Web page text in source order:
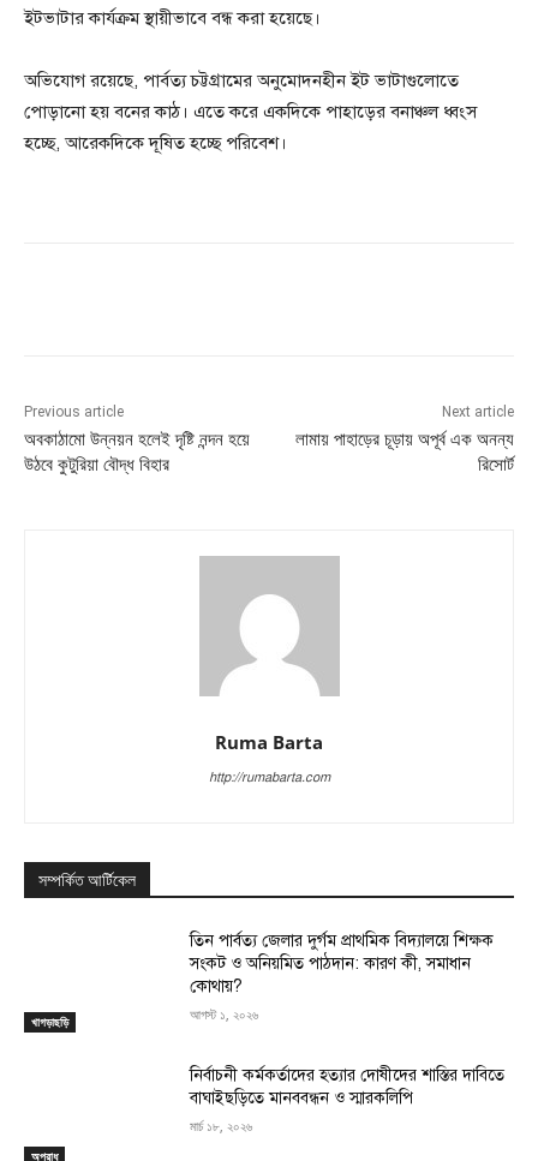
ইটভাটার কার্যক্রম স্থায়ীভাবে বন্ধ করা হয়েছে।
অভিযোগ রয়েছে, পার্বত্য চট্টগ্রামের অনুমোদনহীন ইট ভাটাগুলোতে
পোড়ানো হয় বনের কাঠ। এতে করে একদিকে পাহাড়ের বনাঞ্চল ধ্বংস
হচ্ছে, আরেকদিকে দূষিত হচ্ছে পরিবেশ।
Previous article
অবকাঠামো উন্নয়ন হলেই দৃষ্টি নন্দন হয়ে
উঠবে কুটুরিয়া বৌদ্ধ বিহার
Next article
লামায় পাহাড়ের চূড়ায় অপূর্ব এক অনন্য
রিসোর্ট
Ruma Barta
http://rumabarta.com
সম্পর্কিত আর্টিকেল
খাগড়াছড়ি
তিন পার্বত্য জেলার দুর্গম প্রাথমিক বিদ্যালয়ে শিক্ষক
সংকট ও অনিয়মিত পাঠদান: কারণ কী, সমাধান
কোথায়?
আগস্ট ১, ২০২৬
অপরাধ
নির্বাচনী কর্মকর্তাদের হত্যার দোষীদের শাস্তির দাবিতে
বাঘাইছড়িতে মানববন্ধন ও স্মারকলিপি
মার্চ ১৮, ২০২৬